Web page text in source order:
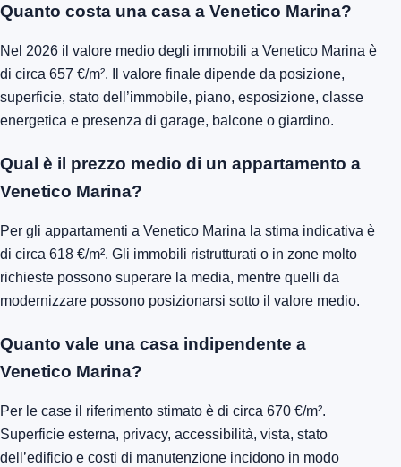
Quanto costa una casa a Venetico Marina?
Nel 2026 il valore medio degli immobili a Venetico Marina è
di circa 657 €/m². Il valore finale dipende da posizione,
superficie, stato dell’immobile, piano, esposizione, classe
energetica e presenza di garage, balcone o giardino.
Qual è il prezzo medio di un appartamento a
Venetico Marina?
Per gli appartamenti a Venetico Marina la stima indicativa è
di circa 618 €/m². Gli immobili ristrutturati o in zone molto
richieste possono superare la media, mentre quelli da
modernizzare possono posizionarsi sotto il valore medio.
Quanto vale una casa indipendente a
Venetico Marina?
Per le case il riferimento stimato è di circa 670 €/m².
Superficie esterna, privacy, accessibilità, vista, stato
dell’edificio e costi di manutenzione incidono in modo